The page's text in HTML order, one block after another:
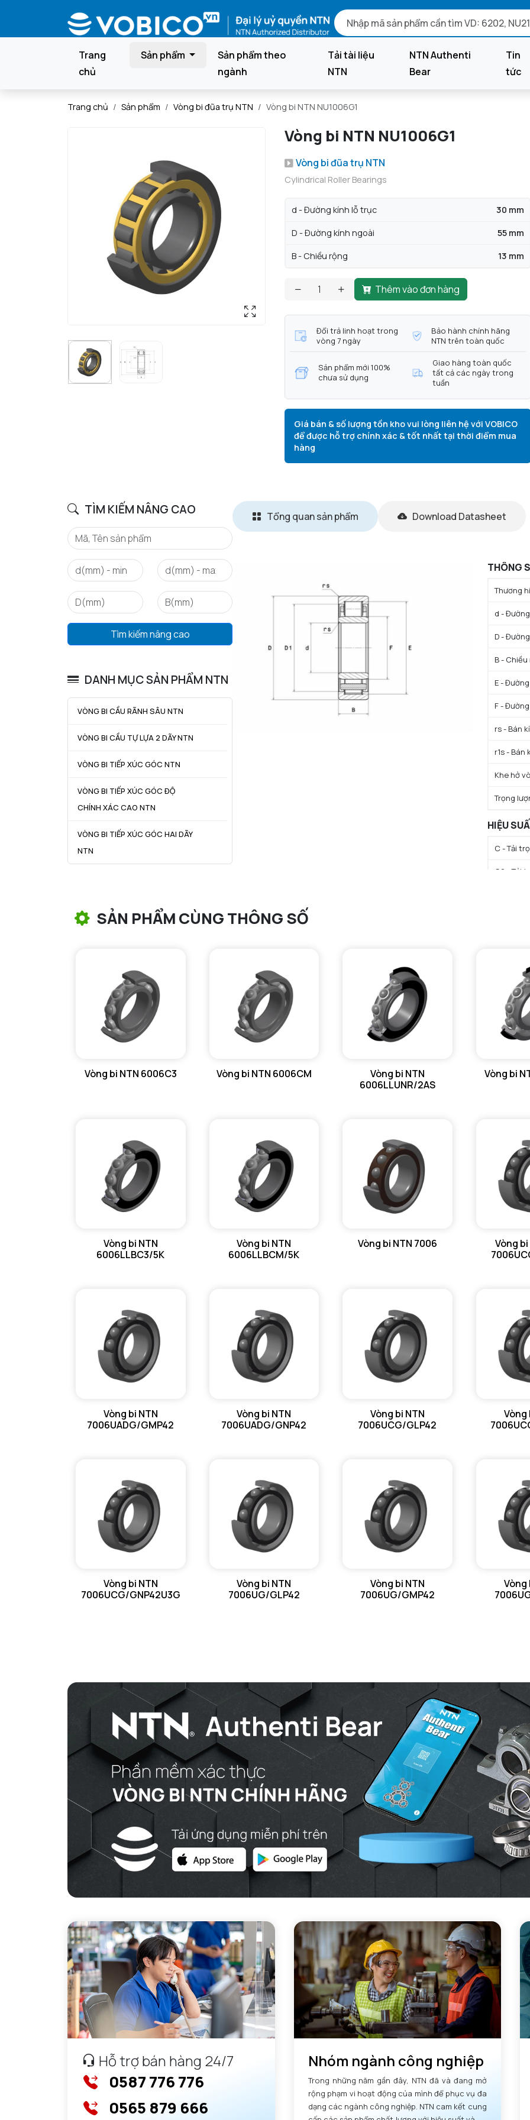
Trang
chủ
Sản phẩm
Sản phẩm theo
ngành
Tải tài liệu
NTN
NTN Authenti
Bear
Tin
tức
Trang chủ Sản phẩm Vòng bi đũa trụ NTN Vòng bi NTN NU1006G1
Vòng bi NTN NU1006G1
Vòng bi đũa trụ NTN
Cylindrical Roller Bearings
d - Đường kính lỗ trục 30 mm
D - Đường kính ngoài 55 mm
B - Chiều rộng 13 mm
Thêm vào đơn hàng
Đổi trả linh hoạt trong
vòng 7 ngày
Bảo hành chính hãng
NTN trên toàn quốc
Sản phẩm mới 100%
chưa sử dụng
Giao hàng toàn quốc
tất cả các ngày trong
tuần
Giá bán & số lượng tồn kho vui lòng liên hệ với VOBICO
để được hỗ trợ chính xác & tốt nhất tại thời điểm mua
hàng
TÌM KIẾM NÂNG CAO
Tìm kiếm nâng cao
DANH MỤC SẢN PHẨM NTN
VÒNG BI CẦU RÃNH SÂU NTN
VÒNG BI CẦU TỰ LỰA 2 DÃY NTN
VÒNG BI TIẾP XÚC GÓC NTN
VÒNG BI TIẾP XÚC GÓC ĐỘ
CHÍNH XÁC CAO NTN
VÒNG BI TIẾP XÚC GÓC HAI DÃY
NTN
VÒNG BI ĐŨA TRỤ NTN
VÒNG BI KIM NTN
VÒNG BI CHẶN TRỤC NTN
GỐI ĐỠ NTN
MÁY GIA NHIỆT NTN
Tổng quan sản phẩm Download Datasheet
THÔNG
Thương
d -
D -
B - Chiều
E -
F -
rs - Bán
r1s -
Khe hở
Trọng
HIỆU
C - Tải
C0 - Tải
Tmin -
Tmax -
GIỚI HẠN
da min -
db min -
r1a -
SẢN PHẨM CÙNG THÔNG SỐ
Vòng bi NTN 6006C3 Vòng bi NTN 6006CM
Vòng bi NTN
6006LLUNR/2AS
Vòng bi
Vòng bi NTN
6006LLBC3/5K
Vòng bi NTN
6006LLBCM/5K
Vòng bi NTN 7006
Vòng bi
Vòng bi NTN
7006UADG/GMP42
Vòng bi NTN
7006UADG/GNP42
Vòng bi NTN
7006UCG/GLP42
Vòng
Vòng bi NTN
7006UCG/GNP42U3G
Vòng bi NTN
7006UG/GLP42
Vòng bi NTN
7006UG/GMP42
Vòng
Hỗ trợ bán hàng 24/7
0587 776 776
0565 879 666
Nhóm ngành công nghiệp
Trong những năm gần đây, NTN đã và đang mở
rộng phạm vi hoạt động của mình để phục vụ đa
dạng các ngành công nghiệp. NTN cam kết cung